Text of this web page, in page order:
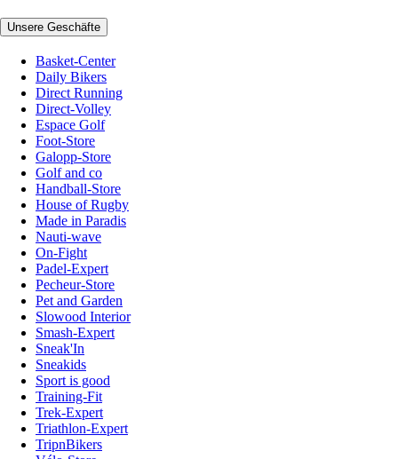
Unsere Geschäfte
Basket-Center
Daily Bikers
Direct Running
Direct-Volley
Espace Golf
Foot-Store
Galopp-Store
Golf and co
Handball-Store
House of Rugby
Made in Paradis
Nauti-wave
On-Fight
Padel-Expert
Pecheur-Store
Pet and Garden
Slowood Interior
Smash-Expert
Sneak'In
Sneakids
Sport is good
Training-Fit
Trek-Expert
Triathlon-Expert
TripnBikers